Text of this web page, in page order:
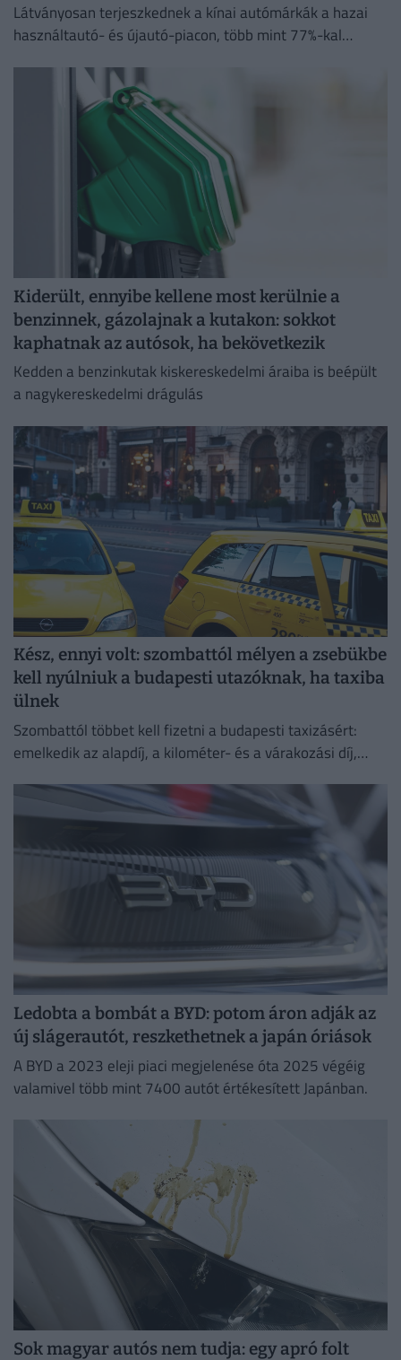
Látványosan terjeszkednek a kínai autómárkák a hazai
használtautó- és újautó-piacon, több mint 77%-kal
tavalyhoz képest.
Kiderült, ennyibe kellene most kerülnie a
benzinnek, gázolajnak a kutakon: sokkot
kaphatnak az autósok, ha bekövetkezik
Kedden a benzinkutak kiskereskedelmi áraiba is beépült
a nagykereskedelmi drágulás
Kész, ennyi volt: szombattól mélyen a zsebükbe
kell nyúlniuk a budapesti utazóknak, ha taxiba
ülnek
Szombattól többet kell fizetni a budapesti taxizásért:
emelkedik az alapdíj, a kilométer- és a várakozási díj,
Ledobta a bombát a BYD: potom áron adják az
új slágerautót, reszkethetnek a japán óriások
A BYD a 2023 eleji piaci megjelenése óta 2025 végéig
valamivel több mint 7400 autót értékesített Japánban.
Sok magyar autós nem tudja: egy apró folt